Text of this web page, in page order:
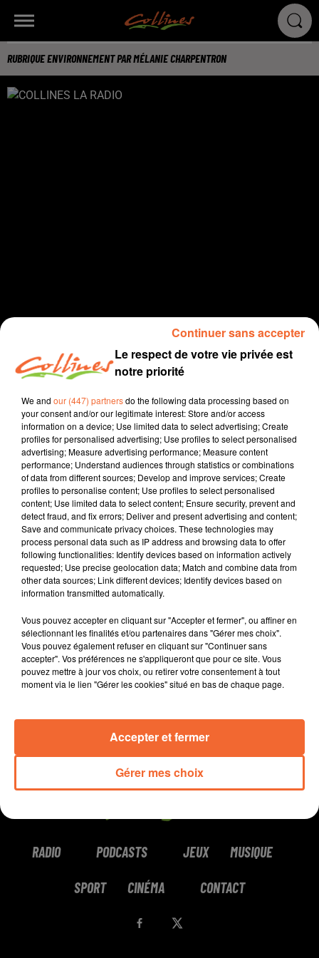
RUBRIQUE ENVIRONNEMENT PAR MÉLANIE CHARPENTRON
Environnement podcast
18 mai 2019 - 2 min 39 sec
RUBRIQUE ENVIRONNEMENT PAR MÉLANIE CHARPENTRON
Collines la Radio
Environnement
Opération "Famille Zéro déchet".
0:00 2 min 39 sec
RADIO PODCASTS JEUX MUSIQUE
SPORT CINÉMA CONTACT
Le respect de votre vie privée est
notre priorité
We and our (447) partnersdo the following data processing based on
your consent and/or our legitimate interest: Store and/or access
information on a device; Use limited data to select advertising; Create
profiles for personalised advertising; Use profiles to select personalised
advertising; Measure advertising performance; Measure content
performance; Understand audiences through statistics or combinations
of data from different sources; Develop and improve services; Create
profiles to personalise content; Use profiles to select personalised
content; Use limited data to select content; Ensure security, prevent and
detect fraud, and fix errors; Deliver and present advertising and content;
Save and communicate privacy choices. These technologies may
process personal data such as IP address and browsing data to offer
following functionalities: Identify devices based on information actively
requested; Use precise geolocation data; Match and combine data from
other data sources; Link different devices; Identify devices based on
information transmitted automatically.
Vous pouvez accepter en cliquant sur "Accepter et fermer", ou affiner en
sélectionnant les finalités et/ou partenaires dans "Gérer mes choix".
Vous pouvez également refuser en cliquant sur "Continuer sans
accepter". Vos préférences ne s'appliqueront que pour ce site. Vous
pouvez mettre à jour vos choix, ou retirer votre consentement à tout
moment via le lien "Gérer les cookies" situé en bas de chaque page.
Gérer mes choix
Accepter et fermer
Continuer sans accepter